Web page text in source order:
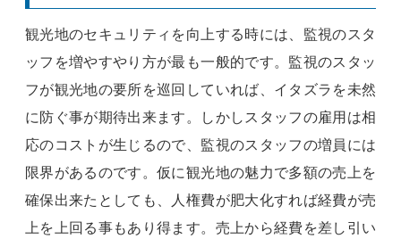
観光地のセキュリティを向上する時には、監視のスタ
ッフを増やすやり方が最も一般的です。監視のスタッ
フが観光地の要所を巡回していれば、イタズラを未然
に防ぐ事が期待出来ます。しかしスタッフの雇用は相
応のコストが生じるので、監視のスタッフの増員には
限界があるのです。仮に観光地の魅力で多額の売上を
確保出来たとしても、人権費が肥大化すれば経費が売
上を上回る事もあり得ます。売上から経費を差し引い